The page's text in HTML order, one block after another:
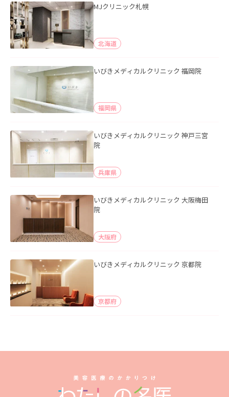
MJクリニック札幌
北海道
いびきメディカルクリニック 福岡院
福岡県
いびきメディカルクリニック 神戸三宮
院
兵庫県
いびきメディカルクリニック 大阪梅田
院
大阪府
いびきメディカルクリニック 京都院
京都府